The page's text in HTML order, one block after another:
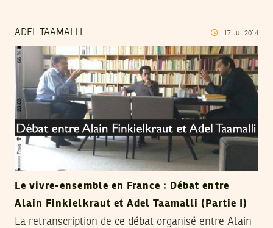
ADEL TAAMALLI 17 Jul 2014
Le vivre-ensemble en France : Débat entre
Alain Finkielkraut et Adel Taamalli (Partie I)
La retranscription de ce débat organisé entre Alain